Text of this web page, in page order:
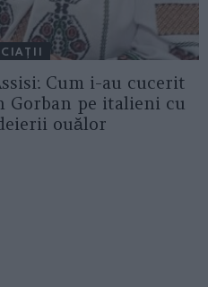
Cum i-au cucerit
Gorban pe italieni cu
ouălor